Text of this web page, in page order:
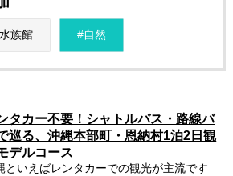
水族館 自然
タカー不要！シャトルバス・路線バ
巡る、沖縄本部町・恩納村1泊2日観
デルコース
といえばレンタカーでの観光が主流です